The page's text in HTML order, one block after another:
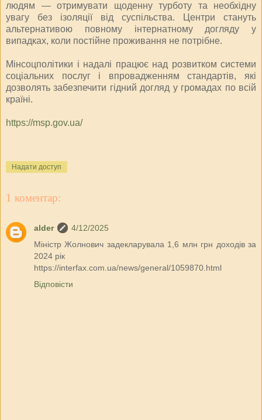
людям — отримувати щоденну турботу та необхідну
увагу без ізоляції від суспільства. Центри стануть
альтернативою повному інтернатному догляду у
випадках, коли постійне проживання не потрібне.
Мінсоцполітики і надалі працює над розвитком системи
соціальних послуг і впровадженням стандартів, які
дозволять забезпечити гідний догляд у громадах по всій
країні.
https://msp.gov.ua/
Надати доступ
1 коментар:
alder
4/12/2025
Міністр Жолнович задекларувала 1,6 млн грн доходів за
2024 рік
https://interfax.com.ua/news/general/1059870.html
Відповісти